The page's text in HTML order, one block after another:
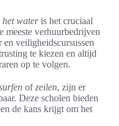
het wateris het cruciaal
meeste verhuurbedrijven
veiligheidscursussen
te kiezen en altijd
op te volgen.
ofzeilen, zijn er
Deze scholen bieden
de kans krijgt om het